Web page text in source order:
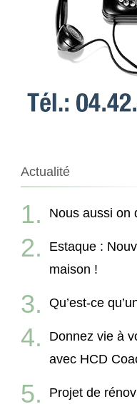
Actualité
Nous aussi on
Estaque :
maison !
Qu’est-ce
Donnez vie à
avec HCD
Projet de